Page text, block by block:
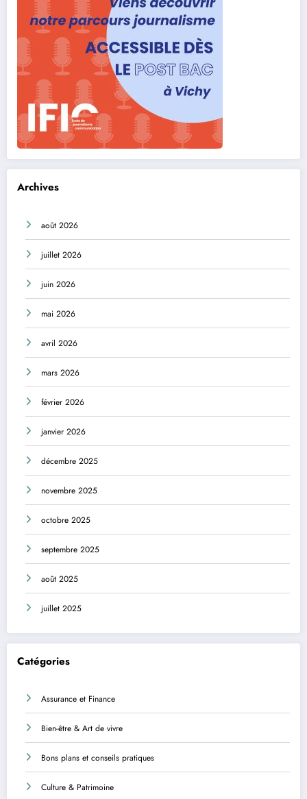
Archives
août 2026
juillet 2026
juin 2026
mai 2026
avril 2026
mars 2026
février 2026
janvier 2026
décembre 2025
novembre 2025
octobre 2025
septembre 2025
août 2025
juillet 2025
Catégories
Assurance et Finance
Bien-être & Art de vivre
Bons plans et conseils pratiques
Culture & Patrimoine